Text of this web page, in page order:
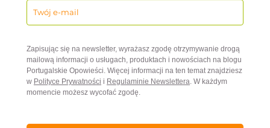
Zapisując się na newsletter, wyrażasz zgodę otrzymywanie drogą
mailową informacji o usługach, produktach i nowościach na blogu
Portugalskie Opowieści. Więcej informacji na ten temat znajdziesz
w Polityce Prywatności i Regulaminie Newslettera . W każdym
momencie możesz wycofać zgodę.